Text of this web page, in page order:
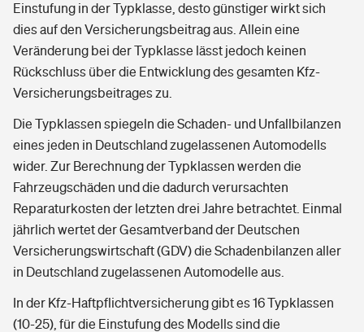
Einstufung in der Typklasse, desto günstiger wirkt sich
dies auf den Versicherungsbeitrag aus. Allein eine
Veränderung bei der Typklasse lässt jedoch keinen
Rückschluss über die Entwicklung des gesamten Kfz-
Versicherungsbeitrages zu.
Die Typklassen spiegeln die Schaden- und Unfallbilanzen
eines jeden in Deutschland zugelassenen Automodells
wider. Zur Berechnung der Typklassen werden die
Fahrzeugschäden und die dadurch verursachten
Reparaturkosten der letzten drei Jahre betrachtet. Einmal
jährlich wertet der Gesamtverband der Deutschen
Versicherungswirtschaft (GDV) die Schadenbilanzen aller
in Deutschland zugelassenen Automodelle aus.
In der Kfz-Haftpflichtversicherung gibt es 16 Typklassen
(10-25), für die Einstufung des Modells sind die